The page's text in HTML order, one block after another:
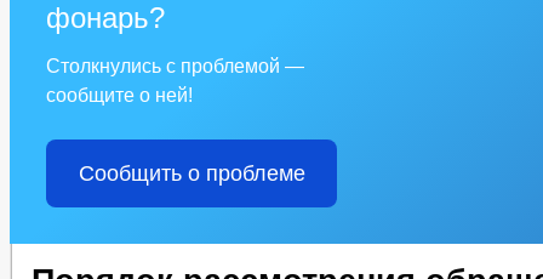
фонарь?
Столкнулись с проблемой —
сообщите о ней!
Сообщить о проблеме